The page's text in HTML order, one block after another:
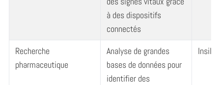
à des dispositifs
connectés
Recherche
pharmaceutique
Analyse de grandes
bases de données pour
identifier des